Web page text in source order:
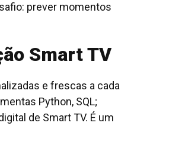
prever momentos
Smart TV
e frescas a cada
Python, SQL;
de Smart TV. É um